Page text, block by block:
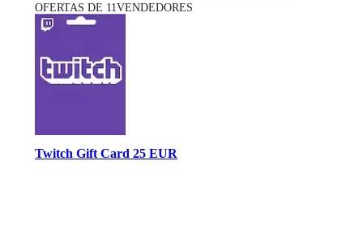
OFERTAS DE 11VENDEDORES
Twitch Gift Card 25 EUR